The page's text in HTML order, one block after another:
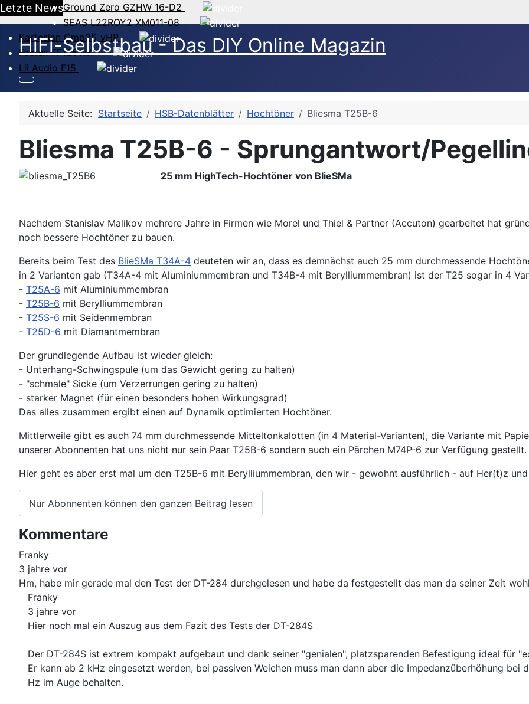
Letzte NewsGround Zero GZHW 16-D2
SEAS L22ROY2 XM011-08
Kartesian Cmp25_vHP
Fostex FF125WK
Lii Audio F15
HiFi-Selbstbau - Das DIY Online Magazin
Aktuelle Seite: Startseite HSB-Datenblätter Hochtöner Bliesma T25B-6
Bliesma T25B-6 - Sprungantwort/
25 mm HighTech-Hochtöner von BlieSMa
Nachdem Stanislav Malikov mehrere Jahre in Firmen wie Morel und Thiel & Partner (Accuton) gearbeitet hat
noch bessere Hochtöner zu bauen.
Bereits beim Test des BlieSMa T34A-4 deuteten wir an, dass es demnächst auch 25 mm durchmessende
in 2 Varianten gab (T34A-4 mit Aluminiummembran und T34B-4 mit Berylliummembran) ist der T25 sogar in 4
- T25A-6 mit Aluminiummembran
- T25B-6 mit Berylliummembran
- T25S-6 mit Seidenmembran
- T25D-6 mit Diamantmembran
Der grundlegende Aufbau ist wieder gleich:
- Unterhang-Schwingspule (um das Gewicht gering zu halten)
- "schmale" Sicke (um Verzerrungen gering zu halten)
- starker Magnet (für einen besonders hohen Wirkungsgrad)
Das alles zusammen ergibt einen auf Dynamik optimierten Hochtöner.
Mittlerweile gibt es auch 74 mm durchmessende Mitteltonkalotten (in 4 Material-Varianten), die Variante mit
unserer Abonnenten hat uns nicht nur sein Paar T25B-6 sondern auch ein Pärchen M74P-6 zur Verfügung gestellt.
Hier geht es aber erst mal um den T25B-6 mit Berylliummembran, den wir - gewohnt ausführlich - auf Her(t)z
Nur Abonnenten können den ganzen Beitrag lesen
Kommentare
Franky
3 jahre vor
Hm, habe mir gerade mal den Test der DT-284 durchgelesen und habe da festgestellt das man da seiner Zeit
Franky
3 jahre vor
Hier noch mal ein Auszug aus dem Fazit des Tests der DT-284S
Der DT-284S ist extrem kompakt aufgebaut und dank seiner "genialen", platzsparenden Befestigung ideal für
Er kann ab 2 kHz eingesetzt werden, bei passiven Weichen muss man dann aber die Impedanzüberhöhung bei
Hz im Auge behalten.